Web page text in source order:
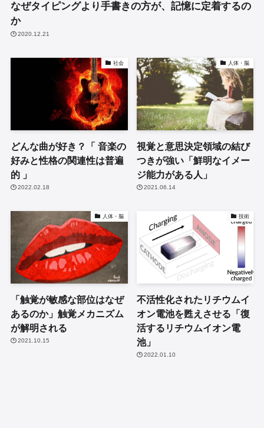
なぜタイピングより手書きの方が、記憶に定着するの
か
2020.12.21
社会
どんな曲が好き？「 音楽の
好みと性格の関連性は普遍
的 」
2022.02.18
人体・脳
視覚と意思決定領域の結び
つきが強い「鮮明なイメー
ジ能力がある人」
2021.06.14
人体・脳
「触覚が敏感な部位はなぜ
あるのか」触覚メカニズム
が解明される
2021.10.15
技術
不活性化されたリチウムイ
オン電池を甦えさせる「復
活するリチウムイオン電
池」
2022.01.10